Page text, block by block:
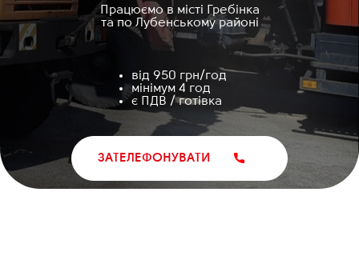
Працюємо в місті Гребінка
та по Лубенському районі
від 950 грн/год
мінімум 4 год
є ПДВ / готівка
ЗАТЕЛЕФОНУВАТИ